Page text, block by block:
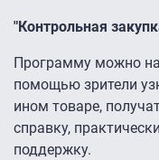
"Контрольная
Программу можно
помощью зрители
ином товаре,
справку,
поддержку.